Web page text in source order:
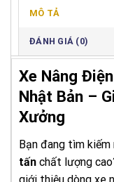
MÔ TẢ
ĐÁNH GIÁ (0)
Xe Nâng
Nhật Bản –
Xưởng
Bạn đang tìm
tấn chất lượng
giới thiệu dòng xe